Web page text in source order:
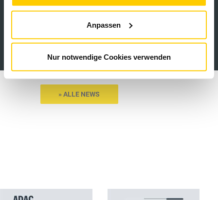
Anpassen
Nur notwendige Cookies verwenden
PRESSEZENTRUM
FANCORNER
100 JAHRE SACHSENRING: TICKETS...
Samstag, 11 Juli 2026 18:00
» ALLE NEWS